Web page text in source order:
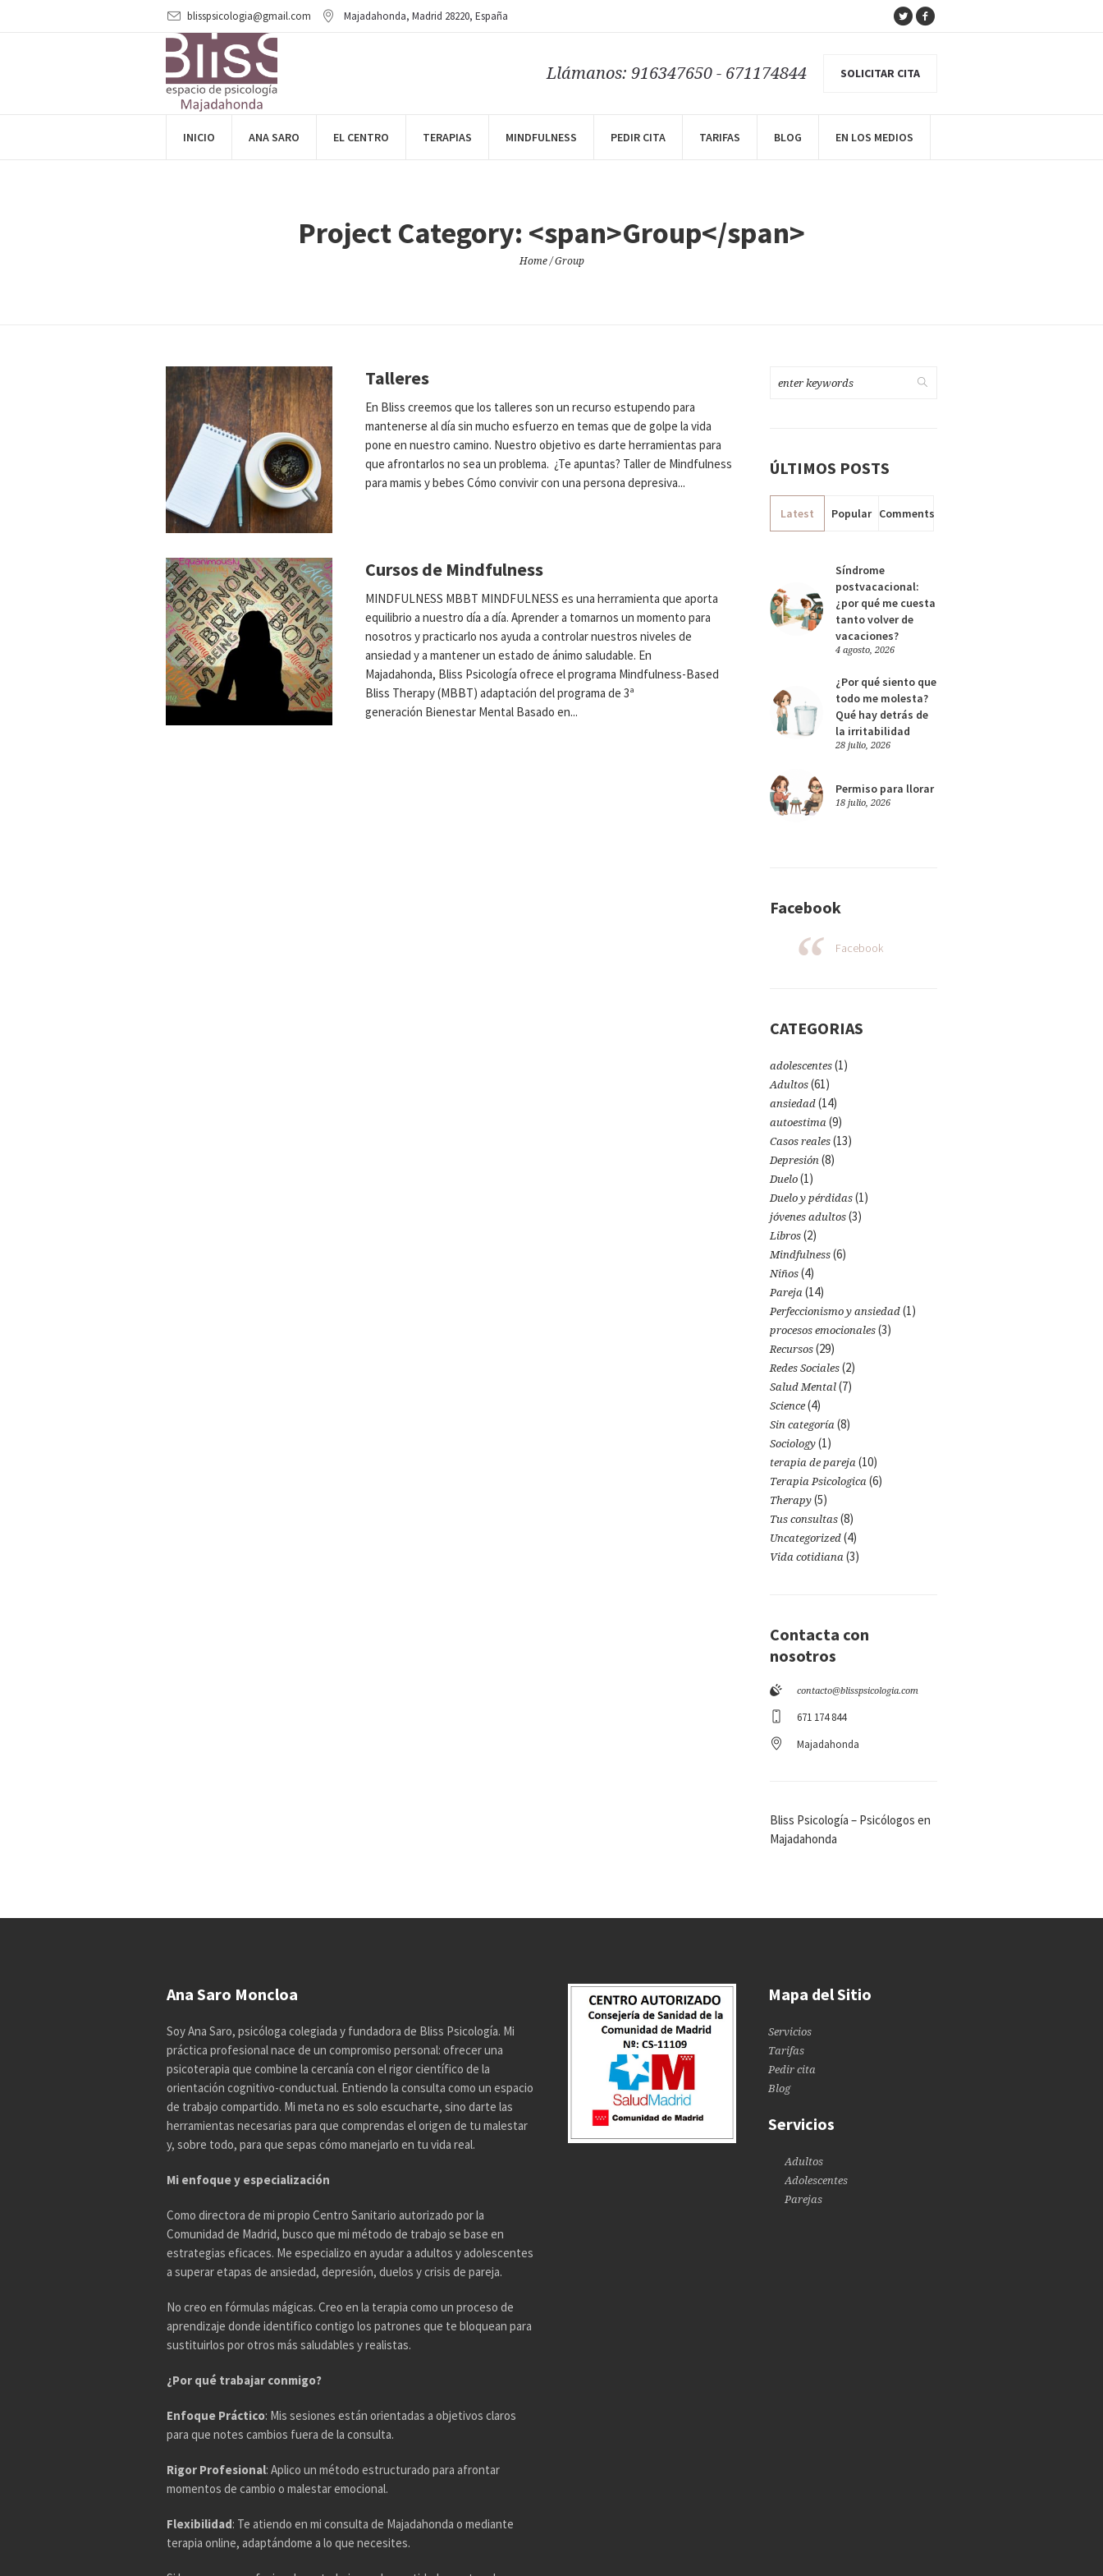
blisspsicologia@gmail.com Majadahonda, Madrid 28220, España
Llámanos: 916347650 - 671174844 SOLICITAR CITA
INICIO ANA SARO EL CENTRO TERAPIAS MINDFULNESS PEDIR CITA TARIFAS BLOG EN LOS MEDIOS
Project Category: <span>Group</span>
Home /Group
Talleres
En Bliss creemos que los talleres son un recurso estupendo para
mantenerse al día sin mucho esfuerzo en temas que de golpe la vida
pone en nuestro camino. Nuestro objetivo es darte herramientas para
que afrontarlos no sea un problema. ¿Te apuntas? Taller de Mindfulness
para mamis y bebes Cómo convivir con una persona depresiva...
Cursos de Mindfulness
MINDFULNESS MBBT MINDFULNESS es una herramienta que aporta
equilibrio a nuestro día a día. Aprender a tomarnos un momento para
nosotros y practicarlo nos ayuda a controlar nuestros niveles de
ansiedad y a mantener un estado de ánimo saludable. En
Majadahonda, Bliss Psicología ofrece el programa Mindfulness-Based
Bliss Therapy (MBBT) adaptación del programa de 3ª
generación Bienestar Mental Basado en...
ÚLTIMOS POSTS
Latest Popular Comments
Síndrome
postvacacional:
¿por qué me cuesta
tanto volver de
vacaciones?
4 agosto, 2026
¿Por qué siento que
todo me molesta?
Qué hay detrás de
la irritabilidad
28 julio, 2026
Permiso para llorar
18 julio, 2026
Facebook
Facebook
CATEGORIAS
adolescentes(1)
Adultos(61)
ansiedad(14)
autoestima(9)
Casos reales(13)
Depresión(8)
Duelo(1)
Duelo y pérdidas(1)
jóvenes adultos(3)
Libros(2)
Mindfulness(6)
Niños(4)
Pareja(14)
Perfeccionismo y ansiedad(1)
procesos emocionales(3)
Recursos(29)
Redes Sociales(2)
Salud Mental(7)
Science(4)
Sin categoría(8)
Sociology(1)
terapia de pareja(10)
Terapia Psicologica(6)
Therapy(5)
Tus consultas(8)
Uncategorized(4)
Vida cotidiana(3)
Contacta con
nosotros
contacto@blisspsicologia.com
671 174 844
Majadahonda
Bliss Psicología – Psicólogos en
Majadahonda
Ana Saro Moncloa
Soy Ana Saro, psicóloga colegiada y fundadora de Bliss Psicología. Mi
práctica profesional nace de un compromiso personal: ofrecer una
psicoterapia que combine la cercanía con el rigor científico de la
orientación cognitivo-conductual. Entiendo la consulta como un espacio
de trabajo compartido. Mi meta no es solo escucharte, sino darte las
herramientas necesarias para que comprendas el origen de tu malestar
y, sobre todo, para que sepas cómo manejarlo en tu vida real.
Mi enfoque y especialización
Como directora de mi propio Centro Sanitario autorizado por la
Comunidad de Madrid, busco que mi método de trabajo se base en
estrategias eficaces. Me especializo en ayudar a adultos y adolescentes
a superar etapas de ansiedad, depresión, duelos y crisis de pareja.
No creo en fórmulas mágicas. Creo en la terapia como un proceso de
aprendizaje donde identifico contigo los patrones que te bloquean para
sustituirlos por otros más saludables y realistas.
¿Por qué trabajar conmigo?
Enfoque Práctico: Mis sesiones están orientadas a objetivos claros
para que notes cambios fuera de la consulta.
Rigor Profesional: Aplico un método estructurado para afrontar
momentos de cambio o malestar emocional.
Flexibilidad: Te atiendo en mi consulta de Majadahonda o mediante
terapia online, adaptándome a lo que necesites.
Mapa del Sitio
Servicios
Tarifas
Pedir cita
Blog
Servicios
Adultos
Adolescentes
Parejas